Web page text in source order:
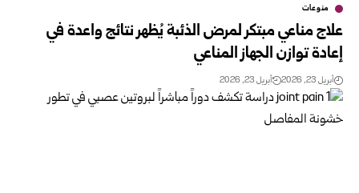
منوعات
علاج مناعي مبتكر لمرض الذئبة يُظهر نتائج واعدة في
إعادة توازن الجهاز المناعي
أبريل 23, 2026 أبريل 23, 2026